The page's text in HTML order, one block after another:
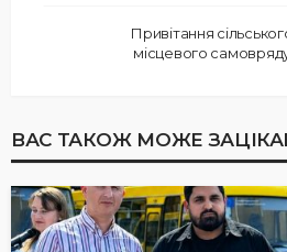
Привітання
місцевого
ВАС ТАКОЖ МОЖЕ